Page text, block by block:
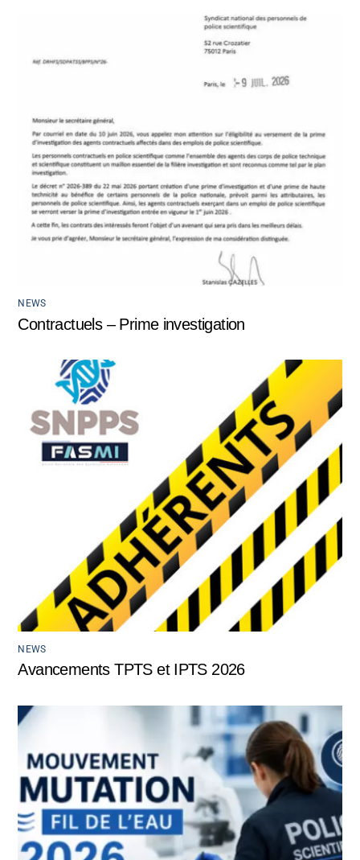
NEWS
Contractuels – Prime investigation
NEWS
Avancements TPTS et IPTS 2026